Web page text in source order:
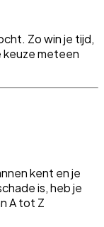
Zo win je tijd,
keuze meteen
kent en je
is, heb je
A tot Z